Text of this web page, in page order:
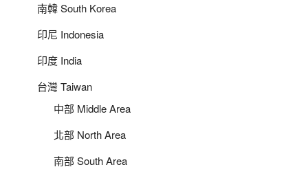
南韓 South Korea
印尼 Indonesia
印度 India
台灣 Taiwan
中部 Middle Area
北部 North Area
南部 South Area